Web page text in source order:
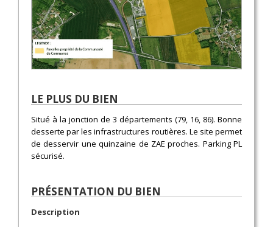
LE PLUS DU BIEN
Situé à la jonction de 3 départements (79, 16, 86). Bonne
desserte par les infrastructures routières. Le site permet
de desservir une quinzaine de ZAE proches. Parking PL
sécurisé.
PRÉSENTATION DU BIEN
Description